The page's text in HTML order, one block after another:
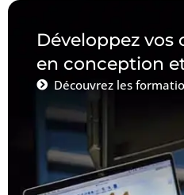
Développez vos
en conception
Découvrez les